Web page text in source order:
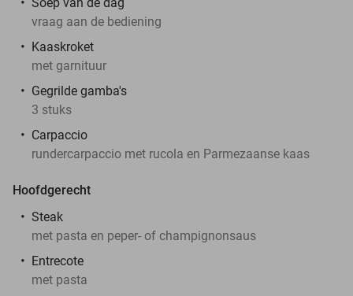
vraag aan de bediening
Kaaskroket
met garnituur
Gegrilde gamba's
3 stuks
Carpaccio
rundercarpaccio met rucola en Parmezaanse kaas
Hoofdgerecht
Steak
met pasta en peper- of champignonsaus
Entrecote
met pasta